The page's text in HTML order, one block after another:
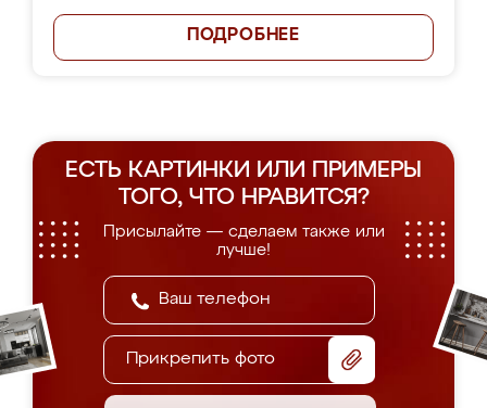
ПОДРОБНЕЕ
ЕСТЬ КАРТИНКИ ИЛИ ПРИМЕРЫ
ТОГО, ЧТО НРАВИТСЯ?
Присылайте — сделаем также или
лучше!
Прикрепить фото